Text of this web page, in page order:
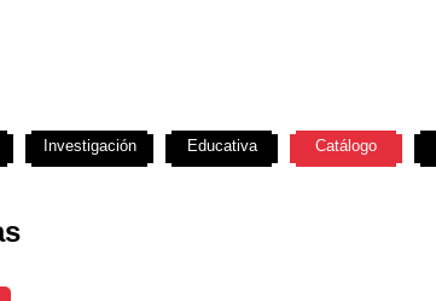
Investigación Educativa Catálogo